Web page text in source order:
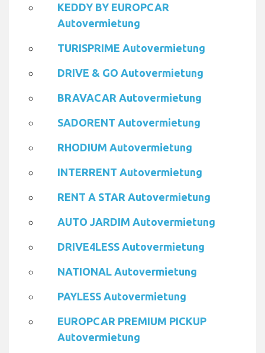
KEDDY BY EUROPCAR
Autovermietung
TURISPRIME Autovermietung
DRIVE & GO Autovermietung
BRAVACAR Autovermietung
SADORENT Autovermietung
RHODIUM Autovermietung
INTERRENT Autovermietung
RENT A STAR Autovermietung
AUTO JARDIM Autovermietung
DRIVE4LESS Autovermietung
NATIONAL Autovermietung
PAYLESS Autovermietung
EUROPCAR PREMIUM PICKUP
Autovermietung